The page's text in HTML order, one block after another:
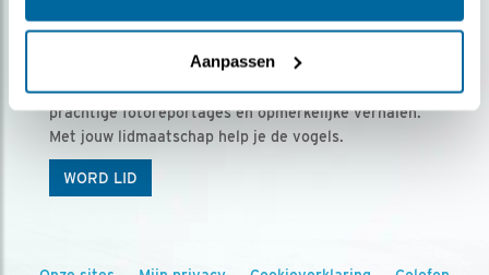
Aanpassen
Ontvang 5 x Vogels voor € 36,00 per jaar
Vogels is het tijdschrift voor onze leden, met
prachtige fotoreportages en opmerkelijke verhalen.
Met jouw lidmaatschap help je de vogels.
WORD LID